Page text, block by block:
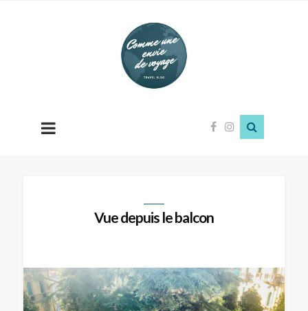
Comme
une
envie
de
Vue depuis le balcon